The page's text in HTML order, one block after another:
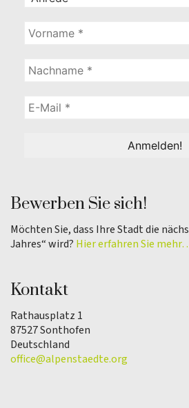
Bewerben Sie sich!
Möchten Sie, dass Ihre Stadt die
Jahres“ wird? Hier erfahren Sie
Kontakt
Rathausplatz 1
87527 Sonthofen
Deutschland
office@alpenstaedte.org